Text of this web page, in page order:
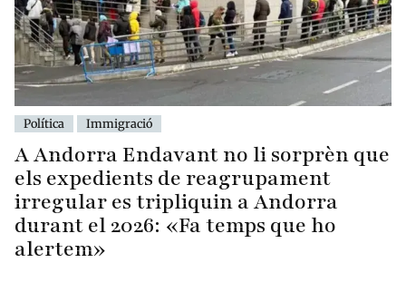
Política Immigració
A Andorra Endavant no li sorprèn que
els expedients de reagrupament
irregular es tripliquin a Andorra
durant el 2026: «Fa temps que ho
alertem»